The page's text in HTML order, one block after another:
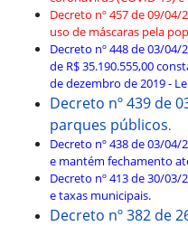
Decreto nº 457 de 09/
uso de máscaras pela
Decreto nº 448 de 03/
de R$ 35.190.555,00
de dezembro de 2019 -
Decreto nº 439 de
parques públicos.
Decreto nº 438 de 03/
e mantém fechamento
Decreto nº 413 de 30/
e taxas municipais.
Decreto nº 382 de